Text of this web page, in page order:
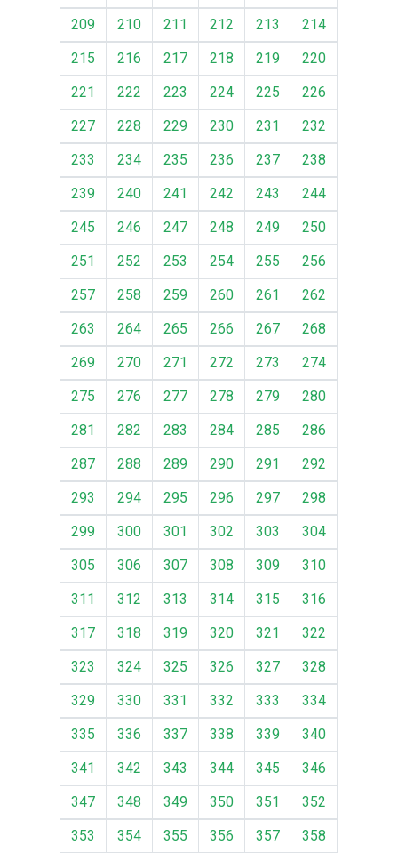
209
210 211 212 213
214
215
216 217 218 219
220
221
222 223 224 225
226
227
228 229 230 231
232
233
234 235 236 237
238
239
240 241 242 243
244
245
246 247 248 249
250
251
252 253 254 255
256
257
258 259 260 261
262
263
264 265 266 267
268
269
270 271 272 273
274
275
276 277 278 279
280
281
282 283 284 285
286
287
288 289 290 291
292
293
294 295 296 297
298
299
300 301 302 303
304
305
306 307 308 309
310
311
312 313 314 315
316
317
318 319 320 321
322
323
324 325 326 327
328
329
330 331 332 333
334
335
336 337 338 339
340
341
342 343 344 345
346
347
348 349 350 351
352
353
354 355 356 357 358